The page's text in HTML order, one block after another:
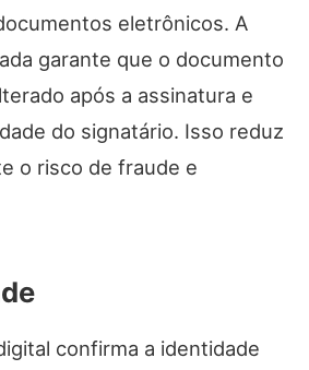
eletrônicos. A
garante que o documento
após a assinatura e
do signatário. Isso reduz
o risco de fraude e
confirma a identidade